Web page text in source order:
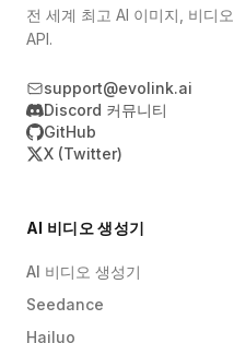
전 세계 최고 AI 이미지, 비디
API.
support@evolink.ai
Discord 커뮤니티
GitHub
X (Twitter)
AI 비디오 생성기
AI 비디오 생성기
Seedance
Hailuo